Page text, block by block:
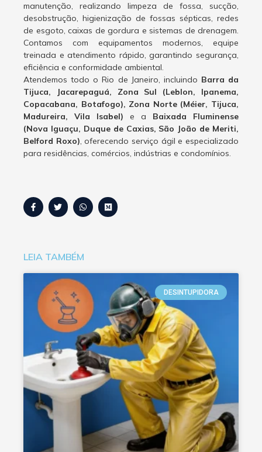
manutenção, realizando limpeza de fossa, sucção,
desobstrução, higienização de fossas sépticas, redes
de esgoto, caixas de gordura e sistemas de drenagem.
Contamos com equipamentos modernos, equipe
treinada e atendimento rápido, garantindo segurança,
eficiência e conformidade ambiental.
Atendemos todo o Rio de Janeiro, incluindo Barra da
Tijuca, Jacarepaguá, Zona Sul (Leblon, Ipanema,
Copacabana, Botafogo), Zona Norte (Méier, Tijuca,
Madureira, Vila Isabel) e a Baixada Fluminense
(Nova Iguaçu, Duque de Caxias, São João de Meriti,
Belford Roxo), oferecendo serviço ágil e especializado
para residências, comércios, indústrias e condomínios.
LEIA TAMBÉM
DESINTUPIDORA